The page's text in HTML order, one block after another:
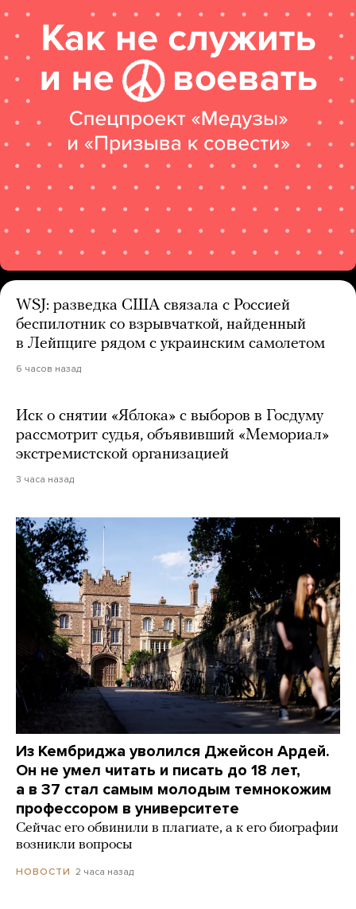
WSJ: разведка США связала с Россией
беспилотник со взрывчаткой, найденный
в Лейпциге рядом с украинским самолетом
6 часов назад
Иск о снятии «Яблока» с выборов в Госдуму
рассмотрит судья, объявивший «Мемориал»
экстремистской организацией
3 часа назад
Из Кембриджа уволился Джейсон Ардей.
Он не умел читать и писать до 18 лет,
а в 37 стал самым молодым темнокожим
профессором в университете
Сейчас его обвинили в плагиате, а к его биографии
возникли вопросы
НОВОСТИ 2 часа назад